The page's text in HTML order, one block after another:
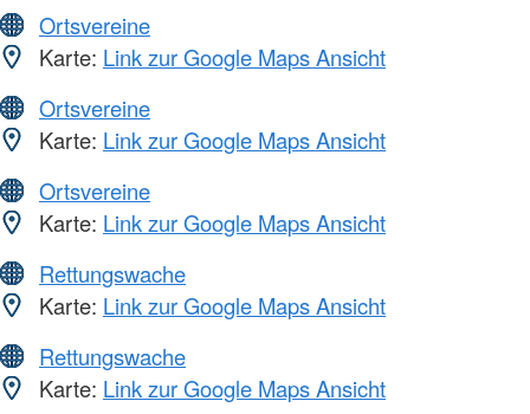
Ortsvereine
Karte: Link zur Google Maps Ansicht
Ortsvereine
Karte: Link zur Google Maps Ansicht
Ortsvereine
Karte: Link zur Google Maps Ansicht
Rettungswache
Karte: Link zur Google Maps Ansicht
Rettungswache
Karte: Link zur Google Maps Ansicht